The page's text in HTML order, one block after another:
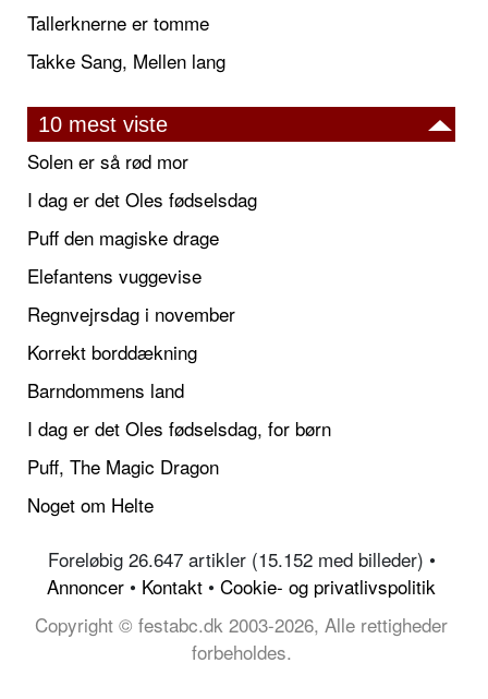
Tallerknerne er tomme
Takke Sang, Mellen lang
10 mest viste
Solen er så rød mor
I dag er det Oles fødselsdag
Puff den magiske drage
Elefantens vuggevise
Regnvejrsdag i november
Korrekt borddækning
Barndommens land
I dag er det Oles fødselsdag, for børn
Puff, The Magic Dragon
Noget om Helte
Foreløbig 26.647 artikler (15.152 med billeder) •
Annoncer • Kontakt • Cookie- og privatlivspolitik
Copyright © festabc.dk 2003-2026, Alle rettigheder
forbeholdes.